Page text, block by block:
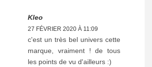
Kleo
27 FÉVRIER 2020 À 11:09
c'est un très bel univers cette
marque, vraiment ! de tous
les points de vu d'ailleurs :)